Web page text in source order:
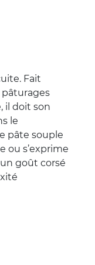
Fait
il doit son
le
pâte souple
ou s’exprime
goût corsé